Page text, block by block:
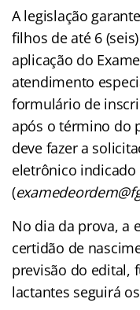
A legislação
filhos de até 6
aplicação do
atendimento
formulário de
após o término do
deve fazer a
eletrônico indicado
(
No dia da prova, a
certidão de
previsão do edital,
lactantes seguirá